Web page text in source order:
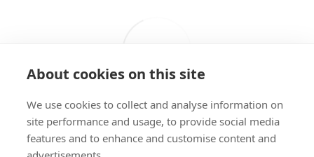
About cookies on this site
We use cookies to collect and analyse information on
site performance and usage, to provide social media
features and to enhance and customise content and